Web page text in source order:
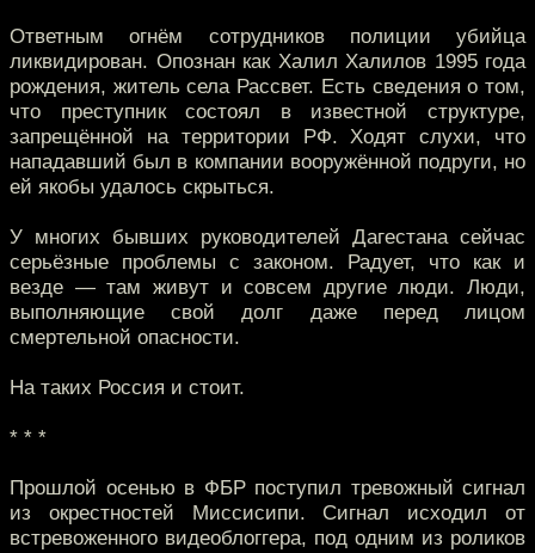
Ответным огнём сотрудников полиции убийца
ликвидирован. Опознан как Халил Халилов 1995 года
рождения, житель села Рассвет. Есть сведения о том,
что преступник состоял в известной структуре,
запрещённой на территории РФ. Ходят слухи, что
нападавший был в компании вооружённой подруги, но
ей якобы удалось скрыться.
У многих бывших руководителей Дагестана сейчас
серьёзные проблемы с законом. Радует, что как и
везде — там живут и совсем другие люди. Люди,
выполняющие свой долг даже перед лицом
смертельной опасности.
На таких Россия и стоит.
* * *
Прошлой осенью в ФБР поступил тревожный сигнал
из окрестностей Миссисипи. Сигнал исходил от
встревоженного видеоблоггера, под одним из роликов